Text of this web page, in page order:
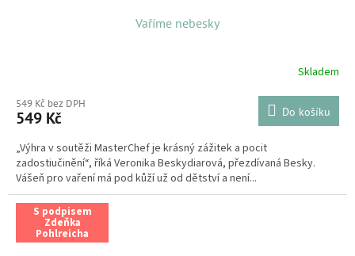
Vaříme nebesky
Skladem
549 Kč bez DPH
549 Kč Do košíku
„Výhra v soutěži MasterChef je krásný zážitek a pocit
zadostiučinění“, říká Veronika Beskydiarová, přezdívaná Besky.
Vášeň pro vaření má pod kůží už od dětství a není...
S podpisem
Zdeňka
Pohlreicha